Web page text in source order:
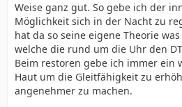
Weise ganz gut. So gebe ich der
Möglichkeit sich in der Nacht zu
hat da so seine eigene Theorie
welche die rund um die Uhr den
Beim restoren gebe ich immer ein
Haut um die Gleitfähigkeit zu
angenehmer zu machen.